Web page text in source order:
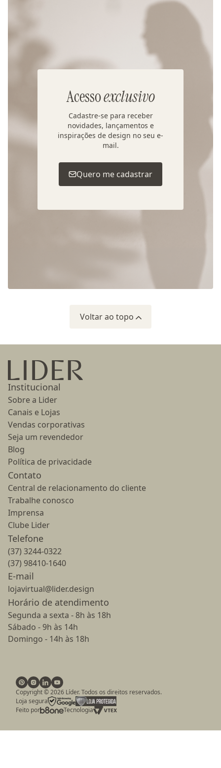
Acessoexclusivo
Cadastre-se para receber
novidades, lançamentos e
inspirações de design no seu e-
mail.
Quero me cadastrar
Voltar ao topo
Ir para a página inicial
Institucional
Sobre a Lider
Canais e Lojas
Vendas corporativas
Seja um revendedor
Blog
Política de privacidade
Contato
Central de relacionamento do cliente
Trabalhe conosco
Imprensa
Clube Lider
Telefone
(37) 3244-0322
(37) 98410-1640
E-mail
lojavirtual@lider.design
Horário de atendimento
Segunda a sexta - 8h às 18h
Sábado - 9h às 14h
Domingo - 14h às 18h
Copyright ©2026 Líder. Todos os direitos reservados.
Loja segura
Feito por
Tecnologia